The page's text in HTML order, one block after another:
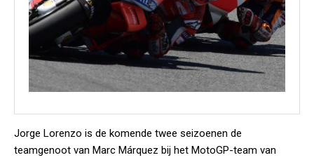
Jorge Lorenzo is de komende twee seizoenen de
teamgenoot van Marc Márquez bij het MotoGP-team van